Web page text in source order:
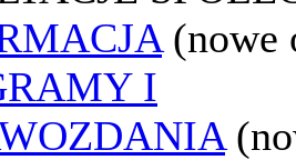
(nowe
I